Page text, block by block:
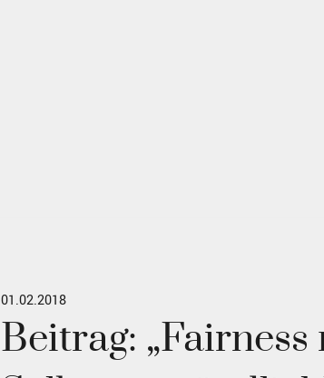
01.02.2018
Beitrag: „Fairness